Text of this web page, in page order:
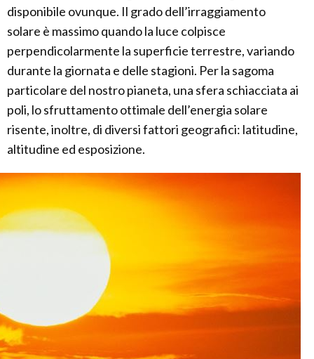
disponibile ovunque. Il grado dell’irraggiamento
solare è massimo quando la luce colpisce
perpendicolarmente la superficie terrestre, variando
durante la giornata e delle stagioni. Per la sagoma
particolare del nostro pianeta, una sfera schiacciata ai
poli, lo sfruttamento ottimale dell’energia solare
risente, inoltre, di diversi fattori geografici: latitudine,
altitudine ed esposizione.